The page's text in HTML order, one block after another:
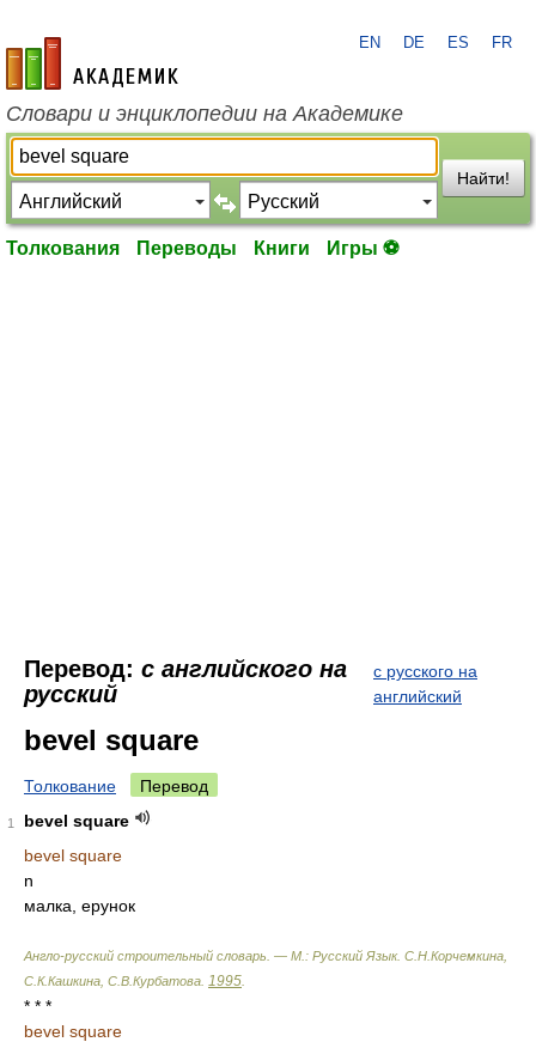
academic.ru
EN DE ES FR
Словари и энциклопедии на Академике
Найти!
Толкования Переводы Книги Игры ⚽
Перевод: с английского на
русский
с русского на
английский
bevel square
Толкование Перевод
1
bevel square
bevel square
n
малка, ерунок
Англо-русский строительный словарь. — М.: Русский Язык. С.Н.Корчемкина,
С.К.Кашкина, С.В.Курбатова 1995
* * *
bevel square